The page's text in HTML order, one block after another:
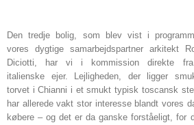
Den tredje bolig, som blev vist i
vores dygtige samarbejdspartner arkitekt
Diciotti, har vi i kommission direkte
italienske ejer. Lejligheden, der ligger
torvet i Chianni i et smukt typisk toscansk
har allerede vakt stor interesse blandt vores
købere – og det er da ganske forståeligt, for